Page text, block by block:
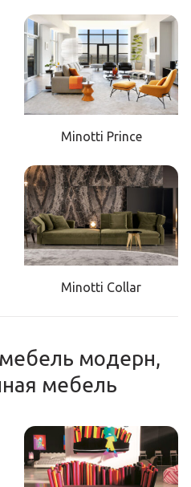
Minotti Prince
Minotti Collar
модерн,
мебель